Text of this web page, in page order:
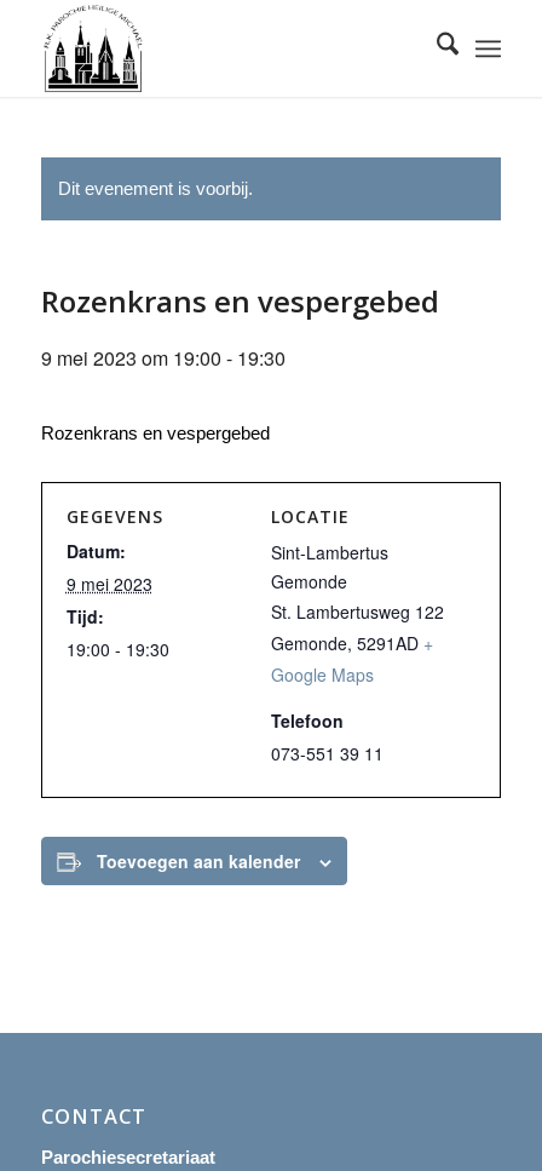
Dit evenement is voorbij.
Rozenkrans en vespergebed
9 mei 2023 om 19:00 - 19:30
Rozenkrans en vespergebed
GEGEVENS
Datum:
9 mei 2023
Tijd:
19:00 - 19:30
LOCATIE
Sint-Lambertus
Gemonde
St. Lambertusweg 122
Gemonde, 5291AD +
Google Maps
Telefoon
073-551 39 11
Toevoegen aan kalender
CONTACT
Parochiesecretariaat